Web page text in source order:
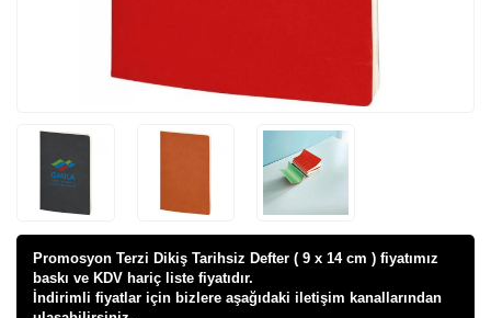
Promosyon Terzi Dikiş Tarihsiz Defter ( 9 x 14 cm ) fiyatımız
baskı ve KDV hariç liste fiyatıdır.
İndirimli fiyatlar için bizlere aşağıdaki iletişim kanallarından